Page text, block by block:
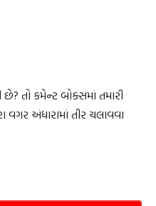
તો કમેન્ટ બોક્સમાં તમારી
વગર અંધારામાં તીર ચલાવવા